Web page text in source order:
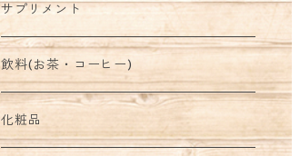
サプリメント
飲料(お茶・コーヒー)
化粧品